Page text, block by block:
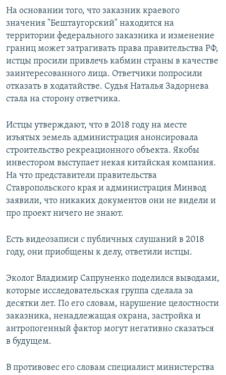
На основании того, что заказник краевого
значения "Бештаугорский" находится на
территории федерального заказника и изменение
границ может затрагивать права правительства РФ,
истцы просили привлечь кабмин страны в качестве
заинтересованного лица. Ответчики попросили
отказать в ходатайстве. Судья Наталья Задорнева
стала на сторону ответчика.
Истцы утверждают, что в 2018 году на месте
изъятых земель администрация анонсировала
строительство рекреационного объекта. Якобы
инвестором выступает некая китайская компания.
На что представители правительства
Ставропольского края и администрация Минвод
заявили, что никаких документов они не видели и
про проект ничего не знают.
Есть видеозаписи с публичных слушаний в 2018
году, они приобщены к делу, ответили истцы.
Эколог Владимир Сапруненко поделился выводами,
которые исследовательская группа сделала за
десятки лет. По его словам, нарушение целостности
заказника, ненадлежащая охрана, застройка и
антропогенный фактор могут негативно сказаться
в будущем.
В противовес его словам специалист министерства